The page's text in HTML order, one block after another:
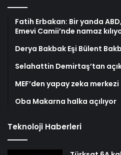
Fatih Erbakan: Bir yanda
Emevi Camii’nde namaz
Derya Bakbak Eşi Bülent
Selahattin Demirtaş’tan
MEF’den yapay zeka merkezi
Oba Makarna halka açılıyor
Teknoloji Haberleri